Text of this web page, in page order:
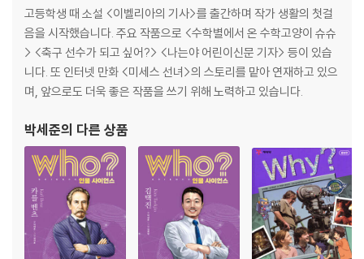
통합지식+ 6. 디젤이 남기고 떠난 것
7. 비극적인 최후
어린이 진로 탐색 ‘에너지공학기술자’
찾아보기
고등학생 때 소설 <이벨리아의 기사>를 출간하며 작가 생활의 첫걸
음을 시작했습니다. 주요 작품으로 <수학별에서 온 수학고양이 슈슈
> <축구 선수가 되고 싶어?> <나는야 어린이신문 기자> 등이 있습
니다. 또 인터넷 만화 <미세스 선녀>의 스토리를 맡아 연재하고 있으
며, 앞으로도 더욱 좋은 작품을 쓰기 위해 노력하고 있습니다.
박세준의 다른 상품